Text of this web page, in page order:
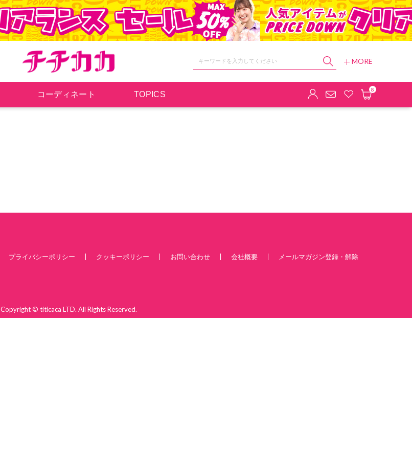
MORE
コーディネート TOPICS
8
プライバシーポリシー クッキーポリシー お問い合わせ 会社概要 メールマガジン登録・解除
Copyright © titicaca LTD. All Rights Reserved.